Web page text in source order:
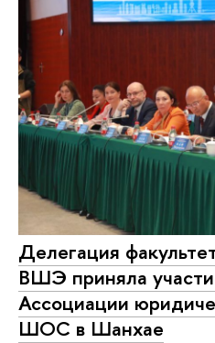
Делегация
ВШЭ приняла
Ассоциации
ШОС в Шанхае